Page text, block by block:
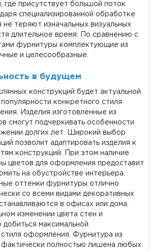
где присутствует большой поток
специализированной обработке
не теряют изначальных визуальных
длительное время. По сравнению с
фурнитуры комплектующие из
и целесообразные.
в будущем
конструкций будет актуальной
конкретного стиля
Изделия изготовленные из
смогут подчеркивать особенности
долгих лет. Широкий выбор
позволит адаптировать изделия к
конструкций. При этом наличие
цветов для оформления предоставит
на обустройстве интерьера.
оттенки фурнитуры отлично
со всеми видами декоративных
в офисах или дома.
изменении цвета стен и
максимальной
стиля оформления. Фурнитура из
фактически полностью лишена любых